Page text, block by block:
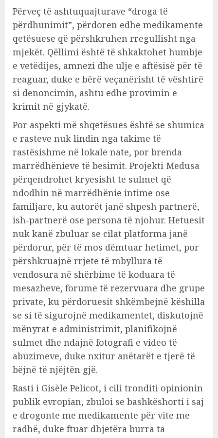
Përveç të ashtuquajturave “droga të
përdhunimit”, përdoren edhe medikamente
qetësuese që përshkruhen rregullisht nga
mjekët. Qëllimi është të shkaktohet humbje
e vetëdijes, amnezi dhe ulje e aftësisë për të
reaguar, duke e bërë veçanërisht të vështirë
si denoncimin, ashtu edhe provimin e
krimit në gjykatë.
Por aspekti më shqetësues është se shumica
e rasteve nuk lindin nga takime të
rastësishme në lokale nate, por brenda
marrëdhënieve të besimit. Projekti Medusa
përqendrohet kryesisht te sulmet që
ndodhin në marrëdhënie intime ose
familjare, ku autorët janë shpesh partnerë,
ish-partnerë ose persona të njohur. Hetuesit
nuk kanë zbuluar se cilat platforma janë
përdorur, për të mos dëmtuar hetimet, por
përshkruajnë rrjete të mbyllura të
vendosura në shërbime të koduara të
mesazheve, forume të rezervuara dhe grupe
private, ku përdoruesit shkëmbejnë këshilla
se si të sigurojnë medikamentet, diskutojnë
mënyrat e administrimit, planifikojnë
sulmet dhe ndajnë fotografi e video të
abuzimeve, duke nxitur anëtarët e tjerë të
bëjnë të njëjtën gjë.
Rasti i Gisèle Pelicot, i cili tronditi opinionin
publik evropian, zbuloi se bashkëshorti i saj
e drogonte me medikamente për vite me
radhë, duke ftuar dhjetëra burra ta